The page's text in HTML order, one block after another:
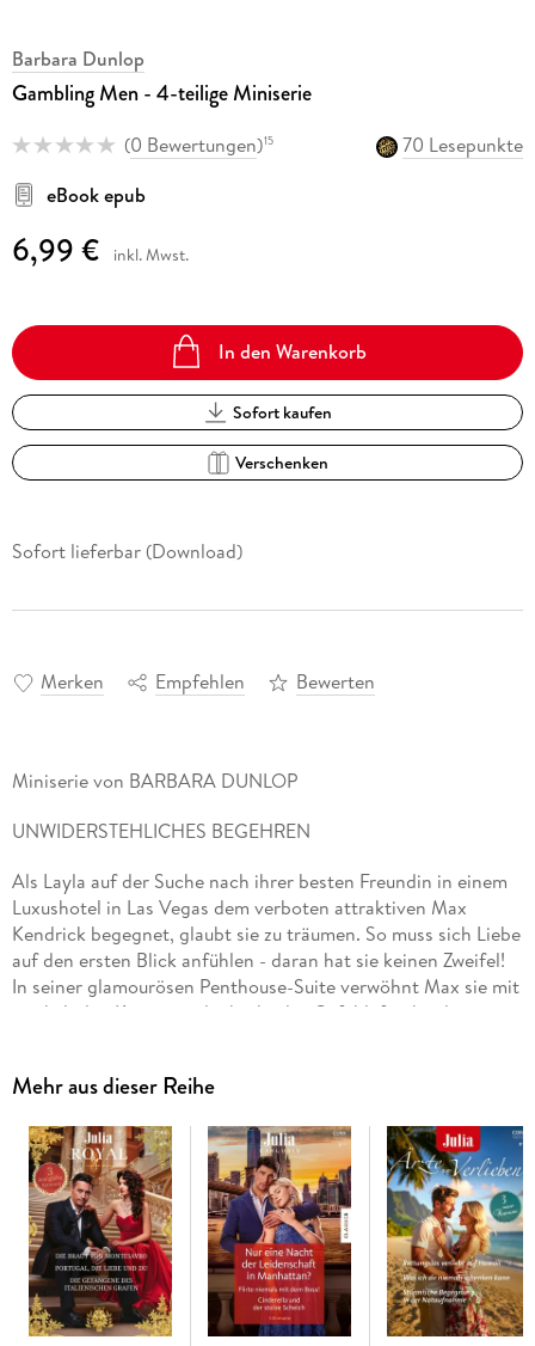
Barbara Dunlop
Gambling Men - 4-teilige Miniserie
(0 Bewertungen)15
70 Lesepunkte
eBook epub
6,99 € inkl. Mwst.
In den Warenkorb
Sofort kaufen
Verschenken
Sofort lieferbar (Download)
Merken Empfehlen Bewerten
Miniserie von BARBARA DUNLOP
UNWIDERSTEHLICHES BEGEHREN
Als Layla auf der Suche nach ihrer besten Freundin in einem
Luxushotel in Las Vegas dem verboten attraktiven Max
Kendrick begegnet, glaubt sie zu träumen. So muss sich Liebe
auf den ersten Blick anfühlen - daran hat sie keinen Zweifel!
In seiner glamourösen Penthouse-Suite verwöhnt Max sie mit
prickelnden Küssen und gibt ihr das Gefühl, für ihn die
Schluss mit brav! Natasha und James, ihr guter Freund aus
dem Tennisclub, schließen einen pikanten Pakt: Sie wollen
sich gegenseitig neu stylen. Sexy aussehen und heiß
umschwärmt werden, so lautet das Ziel. Coole Outfits und
selbstbewusstes Auftreten werden ein voller Erfolg! Bis der
neue James, plötzlich ein toller Typ mit Dreitagebart, noch
Mehr aus dieser Reihe